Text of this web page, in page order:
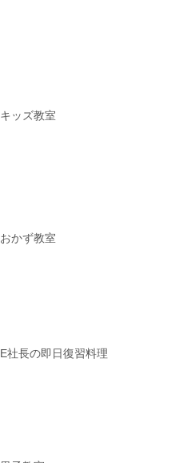
キッズ教室
おかず教室
E社長の即日復習料理